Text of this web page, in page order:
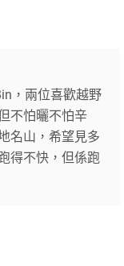
，兩位喜歡越野
不怕曬不怕辛
名山，希望見多
得不快，但係跑